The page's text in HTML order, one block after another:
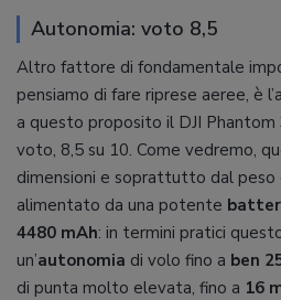
Autonomia: voto 8,5
Altro fattore di fondamentale
pensiamo di fare riprese aeree, è
a questo proposito il DJI
voto, 8,5 su 10. Come vedremo,
dimensioni e soprattutto dal peso
alimentato da una potente
4480 mAh: in termini pratici
un’autonomia di volo fino a ben
di punta molto elevata, fino a 16